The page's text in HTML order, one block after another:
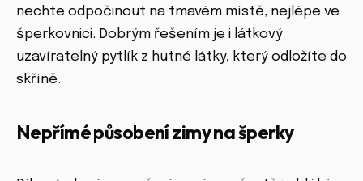
nechte odpočinout na tmavém místě, nejlépe ve
šperkovnici. Dobrým řešením je i látkový
uzavíratelný pytlík z hutné látky, který odložíte do
skříně.
Nepřímé působení zimy na šperky